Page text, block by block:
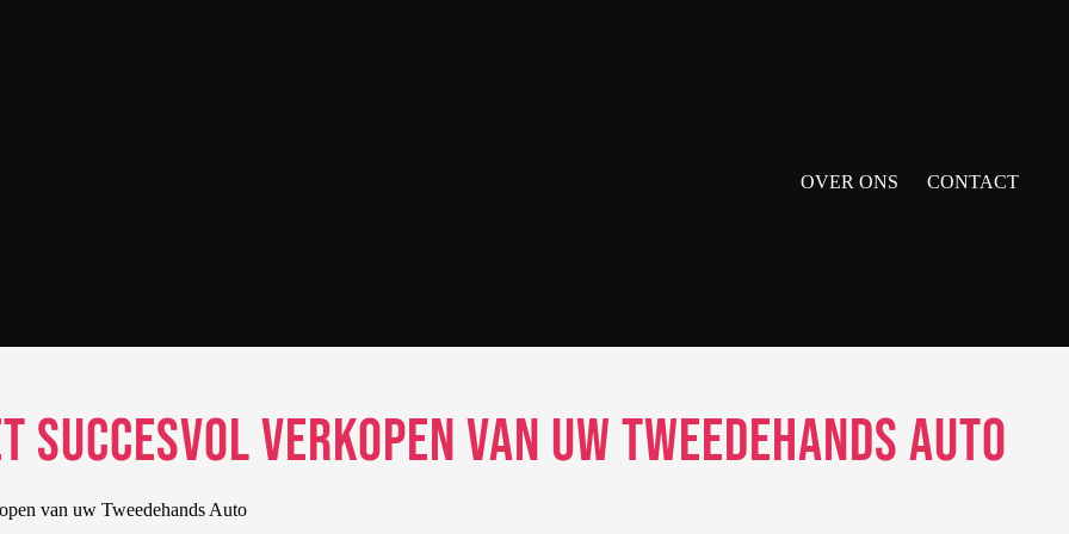
OVER ONS CONTACT
Verkopen van uw Tweedehands Auto
van uw Tweedehands Auto